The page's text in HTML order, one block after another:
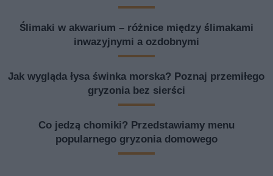
Ślimaki w akwarium – różnice między ślimakami
inwazyjnymi a ozdobnymi
Jak wygląda łysa świnka morska? Poznaj przemiłego
gryzonia bez sierści
Co jedzą chomiki? Przedstawiamy menu
popularnego gryzonia domowego